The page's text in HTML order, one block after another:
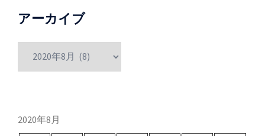
アーカイブ
2020年8月